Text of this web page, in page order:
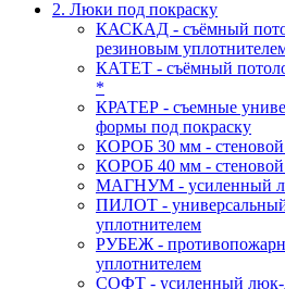
2. Люки под покраску
КАСКАД - съёмный
резиновым
КАТЕТ - съёмный
*
КРАТЕР - съемные
формы под покраску
КОРОБ 30 мм - стеновой
КОРОБ 40 мм - стеновой
МАГНУМ - усиленный
ПИЛОТ -
уплотнителем
РУБЕЖ -
уплотнителем
СОФТ - усиленный люк-